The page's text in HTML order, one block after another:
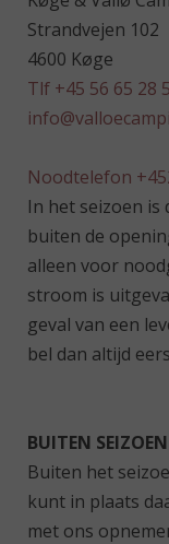
Strandvejen 102
4600 Køge
Tlf +45 56 65 28
Noodtelefon
In het seizoen
buiten de
alleen voor
stroom is
geval van een
bel dan altijd
BUITEN SEIZOEN
Buiten het
kunt in plaats
met ons